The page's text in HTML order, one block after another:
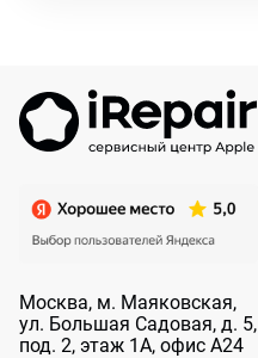
Москва, м. Маяковская,
ул. Большая Садовая, д. 5,
под. 2, этаж 1А, офис А24